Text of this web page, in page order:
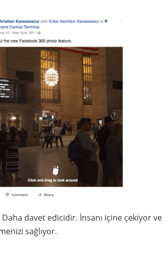
davet edicidir. İnsanı içine çekiyor ve
sağlıyor.